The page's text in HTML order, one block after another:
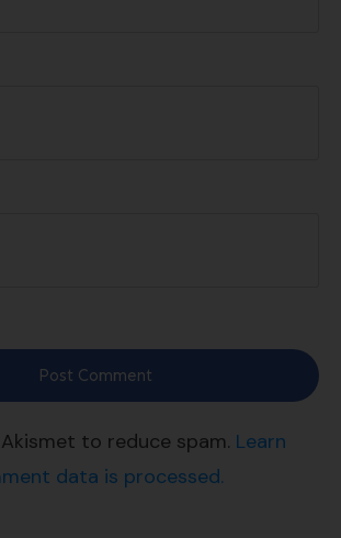
Post Comment
to reduce spam. Learn
data is processed.